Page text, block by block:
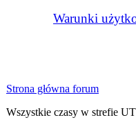
Warunki
Strona główna forum
Wszystkie czasy w strefie